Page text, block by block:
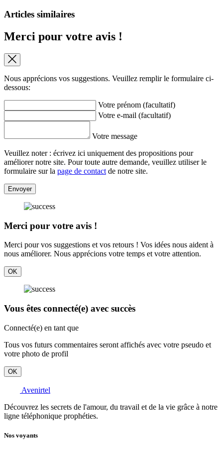
Articles similaires
Merci pour votre avis !
Nous apprécions vos suggestions. Veuillez remplir le formulaire ci-
dessous:
Votre prénom (facultatif)
Votre e-mail (facultatif)
Votre message
Veuillez noter : écrivez ici uniquement des propositions pour
améliorer notre site. Pour toute autre demande, veuillez utiliser le
formulaire sur la page de contact de notre site.
Envoyer
Merci pour votre avis !
Merci pour vos suggestions et vos retours ! Vos idées nous aident à
nous améliorer. Nous apprécions votre temps et votre attention.
OK
Vous êtes connecté(e) avec succès
Connecté(e) en tant que
Tous vos futurs commentaires seront affichés avec votre pseudo et
votre photo de profil
OK
Avenirtel
Découvrez les secrets de l'amour, du travail et de la vie grâce à notre
ligne téléphonique prophéties.
Nos voyants